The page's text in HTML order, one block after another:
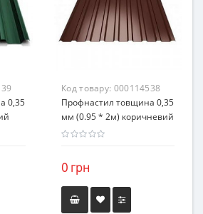
0,35
Код товару: 000114538
Профнастил товщина 0,35
мм (0.95 * 2м) коричневий
0 грн